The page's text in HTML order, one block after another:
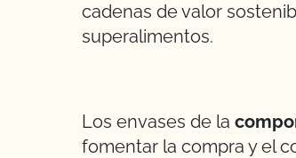
cadenas de valor
superalimentos.
Los envases de la
fomentar la compra y el